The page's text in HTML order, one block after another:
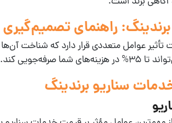
راهنمای
عوامل متعددی قرار دارد که شناخت
کند.
سناریو برندینگ